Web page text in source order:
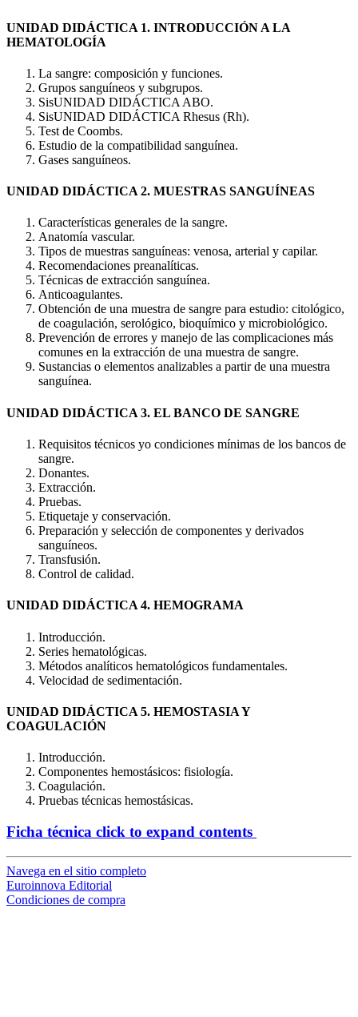
UNIDAD DIDÁCTICA 1. INTRODUCCIÓN A LA
HEMATOLOGÍA
La sangre: composición y funciones.
Grupos sanguíneos y subgrupos.
SisUNIDAD DIDÁCTICA ABO.
SisUNIDAD DIDÁCTICA Rhesus (Rh).
Test de Coombs.
Estudio de la compatibilidad sanguínea.
Gases sanguíneos.
UNIDAD DIDÁCTICA 2. MUESTRAS SANGUÍNEAS
Características generales de la sangre.
Anatomía vascular.
Tipos de muestras sanguíneas: venosa, arterial y capilar.
Recomendaciones preanalíticas.
Técnicas de extracción sanguínea.
Anticoagulantes.
Obtención de una muestra de sangre para estudio: citológico,
de coagulación, serológico, bioquímico y microbiológico.
Prevención de errores y manejo de las complicaciones más
comunes en la extracción de una muestra de sangre.
Sustancias o elementos analizables a partir de una muestra
sanguínea.
UNIDAD DIDÁCTICA 3. EL BANCO DE SANGRE
Requisitos técnicos yo condiciones mínimas de los bancos de
sangre.
Donantes.
Extracción.
Pruebas.
Etiquetaje y conservación.
Preparación y selección de componentes y derivados
sanguíneos.
Transfusión.
Control de calidad.
UNIDAD DIDÁCTICA 4. HEMOGRAMA
Introducción.
Series hematológicas.
Métodos analíticos hematológicos fundamentales.
Velocidad de sedimentación.
UNIDAD DIDÁCTICA 5. HEMOSTASIA Y
COAGULACIÓN
Introducción.
Componentes hemostásicos: fisiología.
Coagulación.
Pruebas técnicas hemostásicas.
Ficha técnica click to expand contents
Navega en el sitio completo
Euroinnova Editorial
Condiciones de compra